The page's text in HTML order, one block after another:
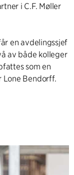
i C.F. Møller
en avdelingssjef
av både kolleger
som en
Lone Bendorff.